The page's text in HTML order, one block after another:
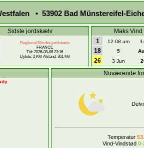
• 53902 Bad Münstereifel-
Sidste jordskælv
Regional Mindre jordskælv
FRANCE
Tid: 2026-08-06 23:16
Dybde: 2 KM Afstand: 361 Mil
Maks
1
12:08 am I
18
5
26
3 Jun
Nuværende
Temperatur
Vind-Vindstød 0-